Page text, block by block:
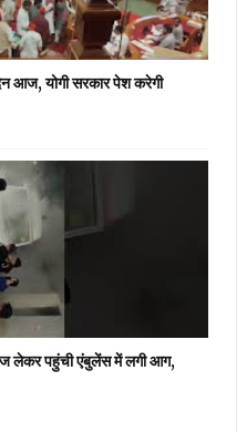
आज, योगी सरकार पेश करेगी
लेकर पहुंची एंबुलेंस में लगी आग,